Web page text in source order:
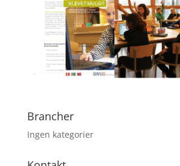
Brancher
Ingen kategorier